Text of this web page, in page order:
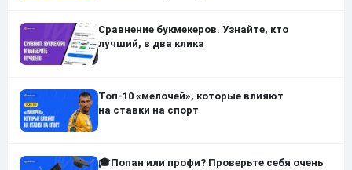
Сравнение букмекеров. Узнайте, кто
лучший, в два клика
Топ-10 «мелочей», которые влияют
на ставки на спорт
🎓Попан или профи? Проверьте себя очень